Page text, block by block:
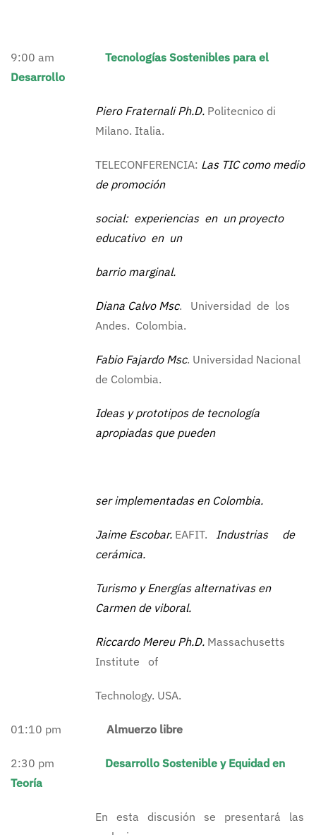
9:00 am Tecnologías Sostenibles para el
Desarrollo
Piero Fraternali Ph.D. Politecnico di
Milano. Italia.
TELECONFERENCIA: Las TIC como medio
de promoción
social: experiencias en un proyecto
educativo en un
barrio marginal.
Diana Calvo Msc. Universidad de los
Andes. Colombia.
Fabio Fajardo Msc. Universidad Nacional
de Colombia.
Ideas y prototipos de tecnología
apropiadas que pueden
ser implementadas en Colombia.
Jaime Escobar. EAFIT.
Industrias de
cerámica.
Turismo y Energías alternativas en
Carmen de viboral.
Riccardo Mereu Ph.D. Massachusetts
Institute of
Technology. USA.
01:10 pm Almuerzo libre
2:30 pm
Desarrollo Sostenible y Equidad en
Teoría
En esta discusión se presentará las